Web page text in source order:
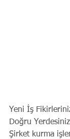
Yeni İş
Doğru
Şirket kurma